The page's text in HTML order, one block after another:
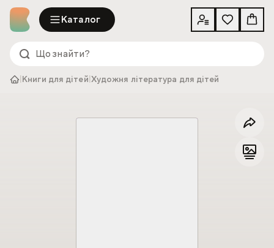
Каталог
Книги для дітей Художня література для дітей